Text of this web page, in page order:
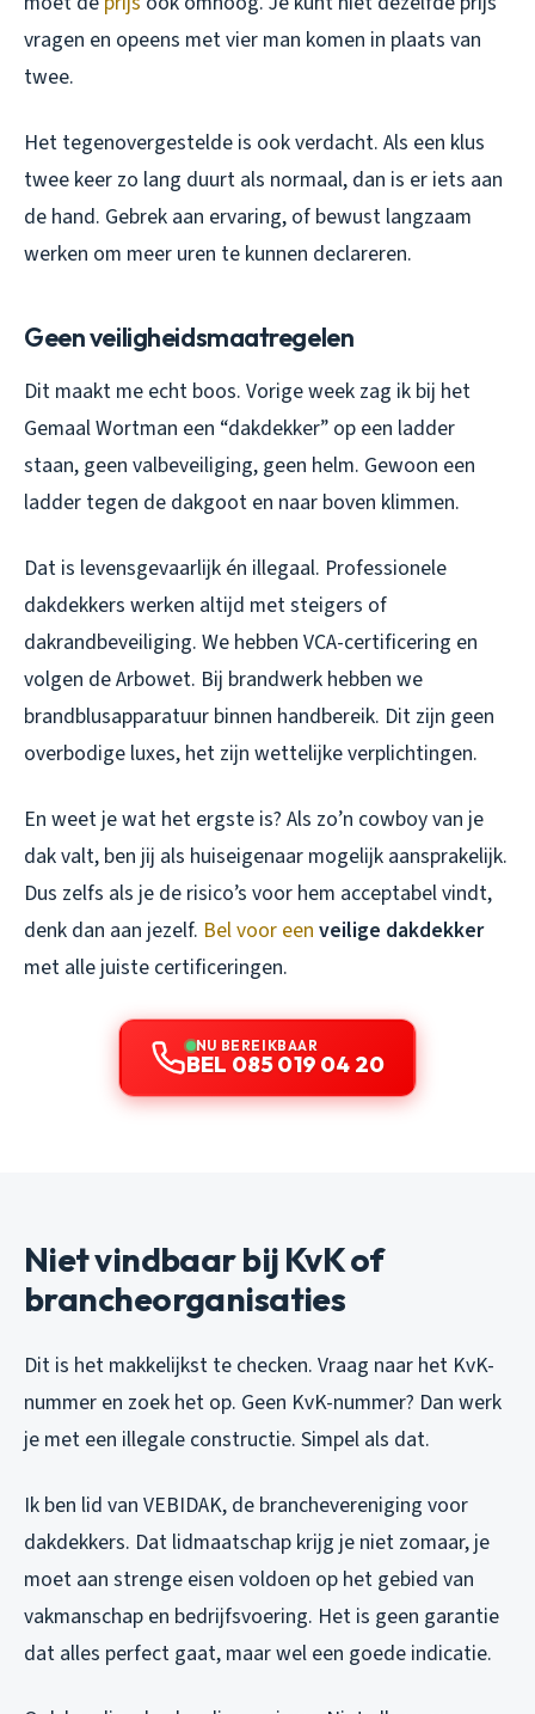
vragen en opeens met vier man komen in plaats van
twee.
Het tegenovergestelde is ook verdacht. Als een klus
twee keer zo lang duurt als normaal, dan is er iets aan
de hand. Gebrek aan ervaring, of bewust langzaam
werken om meer uren te kunnen declareren.
Geen veiligheidsmaatregelen
Dit maakt me echt boos. Vorige week zag ik bij het
Gemaal Wortman een “dakdekker” op een ladder
staan, geen valbeveiliging, geen helm. Gewoon een
ladder tegen de dakgoot en naar boven klimmen.
Dat is levensgevaarlijk én illegaal. Professionele
dakdekkers werken altijd met steigers of
dakrandbeveiliging. We hebben VCA-certificering en
volgen de Arbowet. Bij brandwerk hebben we
brandblusapparatuur binnen handbereik. Dit zijn geen
overbodige luxes, het zijn wettelijke verplichtingen.
En weet je wat het ergste is? Als zo’n cowboy van je
dak valt, ben jij als huiseigenaar mogelijk aansprakelijk.
Dus zelfs als je de risico’s voor hem acceptabel vindt,
denk dan aan jezelf. Bel voor een veilige dakdekker
met alle juiste certificeringen.
NU BEREIKBAAR
BEL 085 019 04 20
Niet vindbaar bij KvK of
brancheorganisaties
Dit is het makkelijkst te checken. Vraag naar het KvK-
nummer en zoek het op. Geen KvK-nummer? Dan werk
je met een illegale constructie. Simpel als dat.
Ik ben lid van VEBIDAK, de branchevereniging voor
dakdekkers. Dat lidmaatschap krijg je niet zomaar, je
moet aan strenge eisen voldoen op het gebied van
vakmanschap en bedrijfsvoering. Het is geen garantie
dat alles perfect gaat, maar wel een goede indicatie.